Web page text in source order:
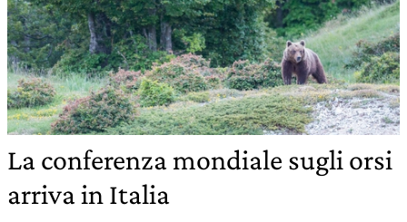
La conferenza mondiale sugli orsi
arriva in Italia